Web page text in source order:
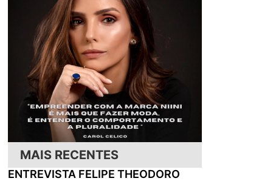
MAIS RECENTES
ENTREVISTA FELIPE THEODORO